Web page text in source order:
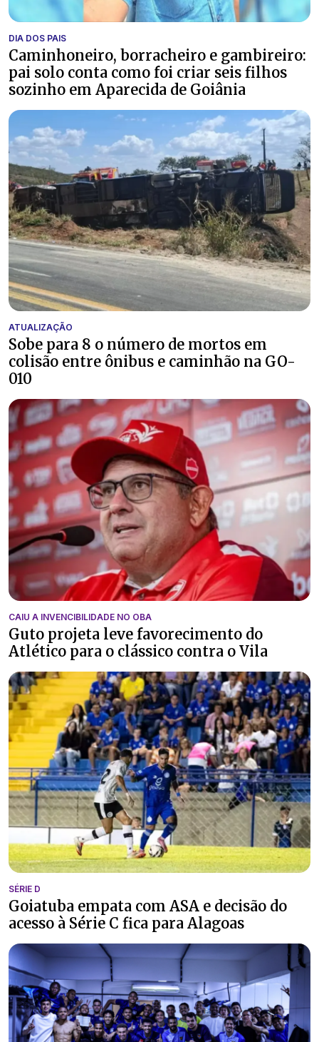
DIA DOS PAIS
Caminhoneiro, borracheiro e gambireiro:
pai solo conta como foi criar seis filhos
sozinho em Aparecida de Goiânia
ATUALIZAÇÃO
Sobe para 8 o número de mortos em
colisão entre ônibus e caminhão na GO-
010
CAIU A INVENCIBILIDADE NO OBA
Guto projeta leve favorecimento do
Atlético para o clássico contra o Vila
SÉRIE D
Goiatuba empata com ASA e decisão do
acesso à Série C fica para Alagoas